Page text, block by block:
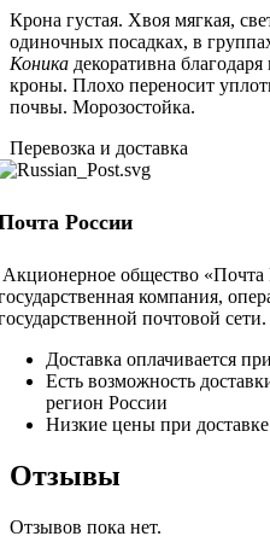
Крона густая. Хвоя мягкая,
одиночных посадках, в
Коника декоративна
кроны. Плохо переносит
почвы. Морозостойка.
Перевозка и доставка
России
общество «Почта
компания,
почтовой сети.
Доставка оплачивается
Есть возможность
регион России
Низкие цены при
Отзывы
Отзывов пока нет.